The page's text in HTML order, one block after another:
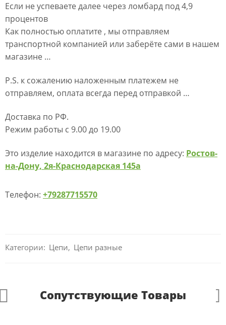
Если не успеваете далее через ломбард под 4,9
процентов
Как полностью оплатите , мы отправляем
транспортной компанией или заберёте сами в нашем
магазине …
P.S. к сожалению наложенным платежем не
отправляем, оплата всегда перед отправкой …
Доставка по РФ.
Режим работы с 9.00 до 19.00
Это изделие находится в магазине по адресу: Ростов-
на-Дону, 2я-Краснодарская 145а
Телефон: +79287715570
Категории: Цепи, Цепи разные
Сопутствующие Товары